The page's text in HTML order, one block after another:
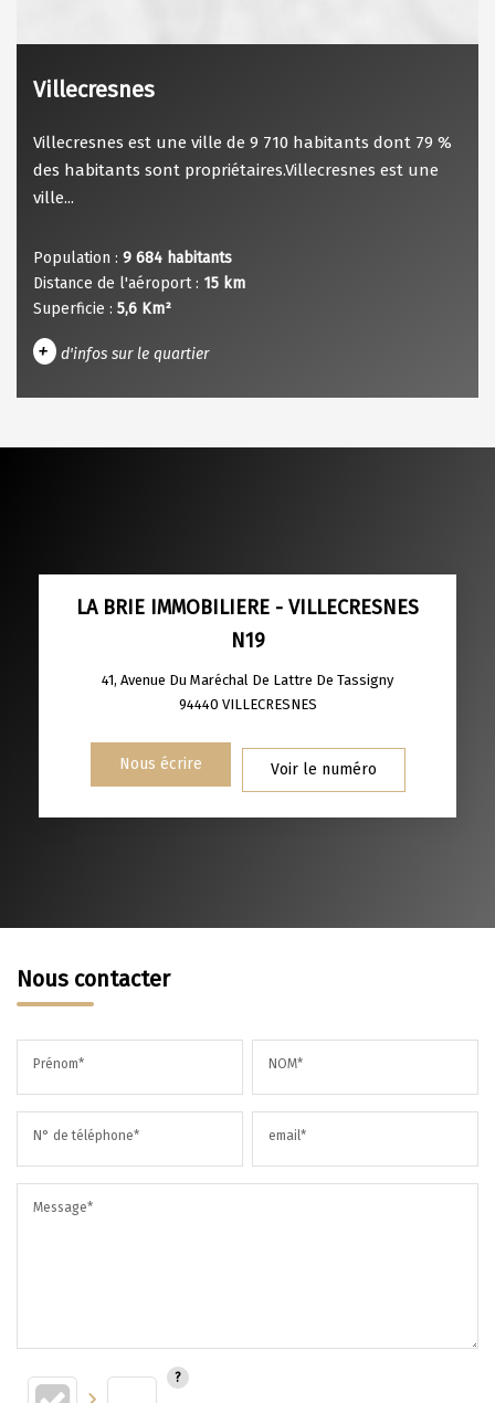
Villecresnes
Villecresnes est une ville de 9 710 habitants dont 79 %
des habitants sont propriétaires.Villecresnes est une
ville...
Population : 9 684 habitants
Distance de l'aéroport : 15 km
Superficie : 5,6 Km²
+ d'infos sur le quartier
SUPERFICIE :
ECOLES ET CRÈCHES
RESTAURANTS ET CAFÉS COMMERCES
LA BRIE IMMOBILIERE - VILLECRESNES
N19
41, Avenue Du Maréchal De Lattre De Tassigny
94440 VILLECRESNES
Nous écrire Voir le numéro
Nous contacter
Prénom* NOM*
N° de téléphone* email*
Message*